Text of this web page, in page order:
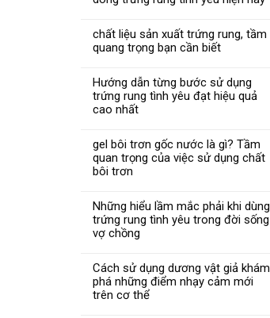
chất liệu sản xuất trứng rung, tầm
quang trọng bạn cần biết
Hướng dẫn từng bước sử dụng
trứng rung tình yêu đạt hiệu quả
cao nhất
gel bôi trơn gốc nước là gì? Tầm
quan trọng của việc sử dụng chất
bôi trơn
Những hiểu lầm mắc phải khi dùng
trứng rung tình yêu trong đời sống
vợ chồng
Cách sử dụng dương vật giả khám
phá những điểm nhạy cảm mới
trên cơ thể